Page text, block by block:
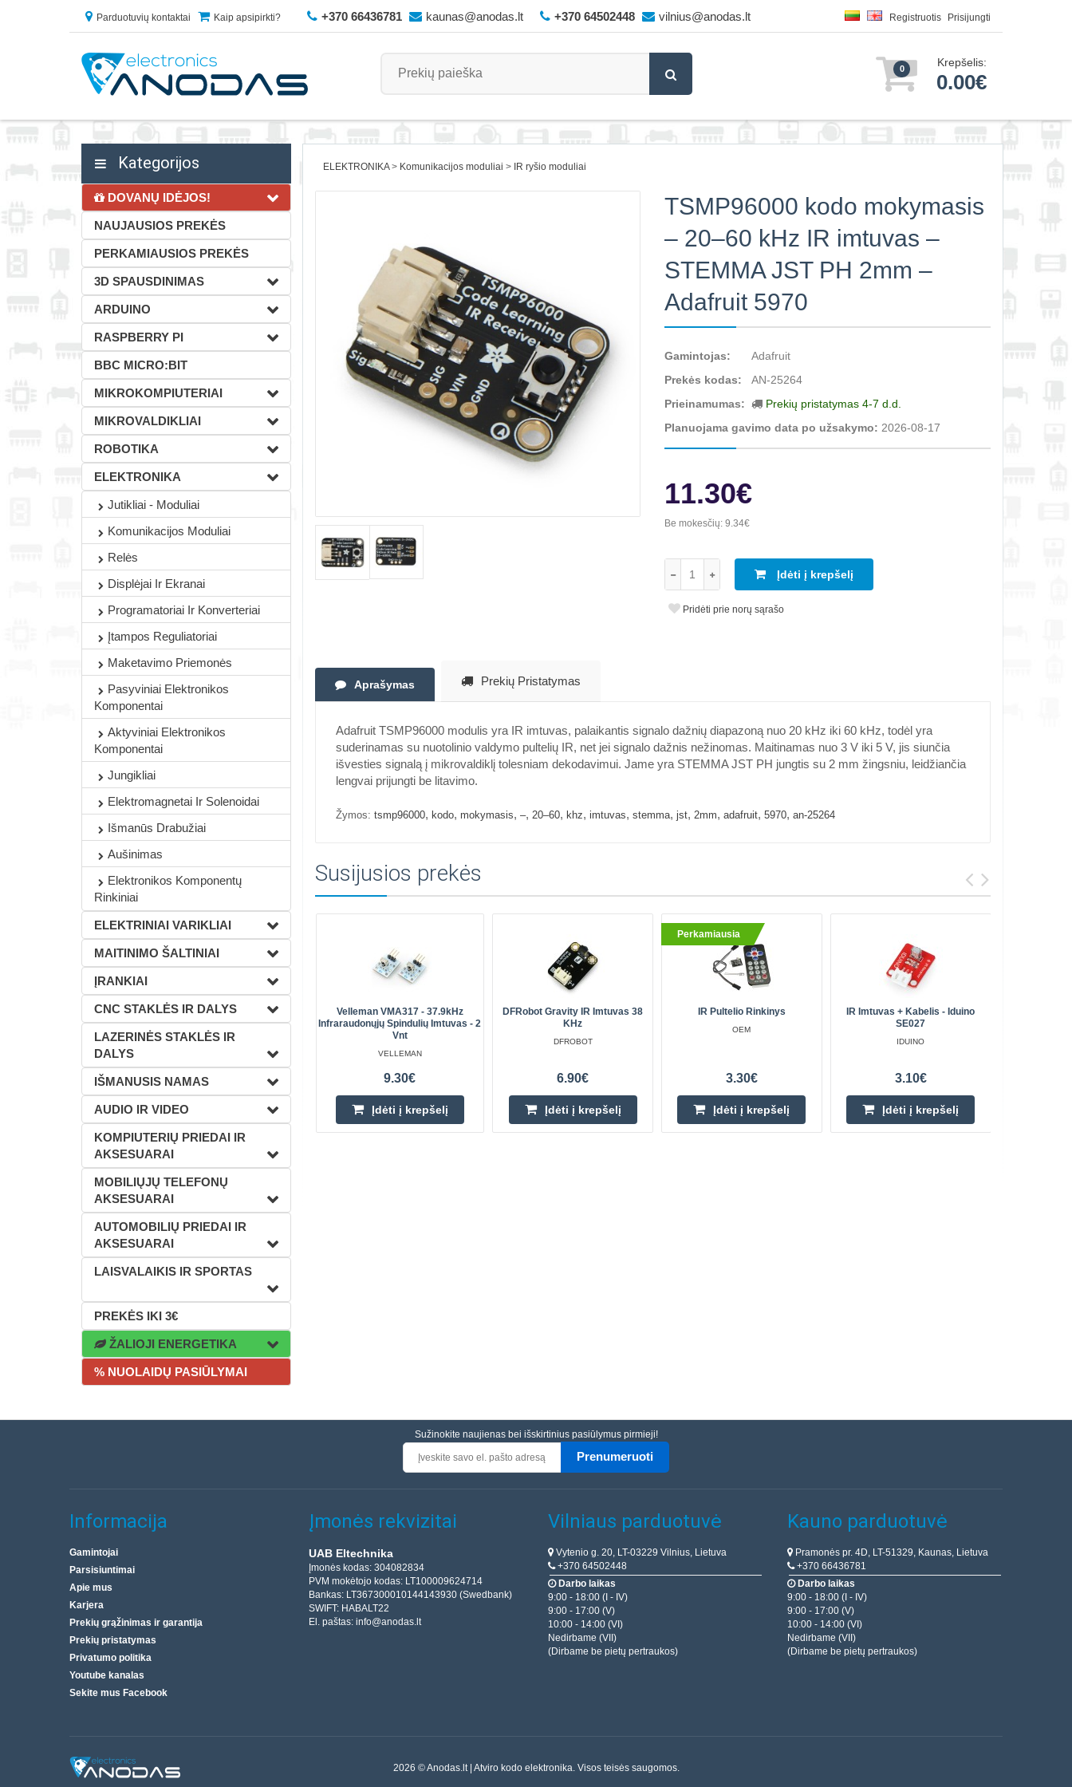
Parduotuvių kontaktai Kaip apsipirkti? +370 66436781 kaunas@anodas.lt +370 64502448 vilnius@anodas.lt Registruotis Prisijungti
0 Krepšelis:
0.00€
Kategorijos
DOVANŲ IDĖJOS!
NAUJAUSIOS PREKĖS
PERKAMIAUSIOS PREKĖS
3D SPAUSDINIMAS
ARDUINO
RASPBERRY PI
BBC MICRO:BIT
MIKROKOMPIUTERIAI
MIKROVALDIKLIAI
ROBOTIKA
ELEKTRONIKA
Jutikliai - Moduliai
Komunikacijos Moduliai
Relės
Displėjai Ir Ekranai
Programatoriai Ir Konverteriai
Įtampos Reguliatoriai
Maketavimo Priemonės
Pasyviniai Elektronikos
Komponentai
Aktyviniai Elektronikos
Komponentai
Jungikliai
Elektromagnetai Ir Solenoidai
Išmanūs Drabužiai
Aušinimas
Elektronikos Komponentų
Rinkiniai
ELEKTRINIAI VARIKLIAI
MAITINIMO ŠALTINIAI
ĮRANKIAI
CNC STAKLĖS IR DALYS
LAZERINĖS STAKLĖS IR
DALYS
IŠMANUSIS NAMAS
AUDIO IR VIDEO
KOMPIUTERIŲ PRIEDAI IR
AKSESUARAI
MOBILIŲJŲ TELEFONŲ
AKSESUARAI
AUTOMOBILIŲ PRIEDAI IR
AKSESUARAI
LAISVALAIKIS IR SPORTAS
PREKĖS IKI 3€
ŽALIOJI ENERGETIKA
% NUOLAIDŲ PASIŪLYMAI
ELEKTRONIKA Komunikacijos moduliai IR ryšio moduliai
TSMP96000 kodo mokymasis
– 20–60 kHz IR imtuvas –
STEMMA JST PH 2mm –
Adafruit 5970
Gamintojas:
Adafruit
Prekės kodas:
AN-25264
Prieinamumas:
Prekių pristatymas 4-7 d.d.
Planuojama gavimo data po užsakymo: 2026-08-17
11.30€
Be mokesčių:9.34€
Įdėti į krepšelį
Pridėti prie norų sąrašo
Aprašymas Prekių Pristatymas
Adafruit TSMP96000 modulis yra IR imtuvas, palaikantis signalo dažnių diapazoną nuo 20 kHz iki 60 kHz, todėl yra
suderinamas su nuotolinio valdymo pultelių IR, net jei signalo dažnis nežinomas. Maitinamas nuo 3 V iki 5 V, jis siunčia
išvesties signalą į mikrovaldiklį tolesniam dekodavimui. Jame yra STEMMA JST PH jungtis su 2 mm žingsniu, leidžiančia
lengvai prijungti be litavimo.
Žymos: tsmp96000, kodo, mokymasis, –, 20–60, khz, imtuvas, stemma, jst, 2mm, adafruit, 5970, an-25264
Susijusios prekės
Velleman VMA317 - 37.9kHz
Infraraudonųjų Spindulių Imtuvas - 2
Vnt
VELLEMAN
9.30€
Įdėti į krepšelį
DFRobot Gravity IR Imtuvas 38
KHz
DFROBOT
6.90€
Įdėti į krepšelį
Perkamiausia
IR Pultelio Rinkinys
OEM
3.30€
Įdėti į krepšelį
IR Imtuvas + Kabelis - Iduino
SE027
IDUINO
3.10€
Įdėti į krepšelį
Sužinokite naujienas bei išskirtinius pasiūlymus pirmieji!
Prenumeruoti
Informacija
Gamintojai
Parsisiuntimai
Apie mus
Karjera
Prekių grąžinimas ir garantija
Prekių pristatymas
Privatumo politika
Youtube kanalas
Sekite mus Facebook
Įmonės rekvizitai
UAB Eltechnika
Įmonės kodas: 304082834
PVM mokėtojo kodas: LT100009624714
Bankas: LT367300010144143930 (Swedbank)
SWIFT: HABALT22
El. paštas: info@anodas.lt
Vilniaus parduotuvė
Vytenio g. 20, LT-03229 Vilnius, Lietuva
+370 64502448
Darbo laikas
9:00 - 18:00 (I - IV)
9:00 - 17:00 (V)
10:00 - 14:00 (VI)
Nedirbame (VII)
(Dirbame be pietų pertraukos)
Kauno parduotuvė
Pramonės pr. 4D, LT-51329, Kaunas, Lietuva
+370 66436781
Darbo laikas
9:00 - 18:00 (I - IV)
9:00 - 17:00 (V)
10:00 - 14:00 (VI)
Nedirbame (VII)
(Dirbame be pietų pertraukos)
2026 © Anodas.lt | Atviro kodo elektronika. Visos teisės saugomos.